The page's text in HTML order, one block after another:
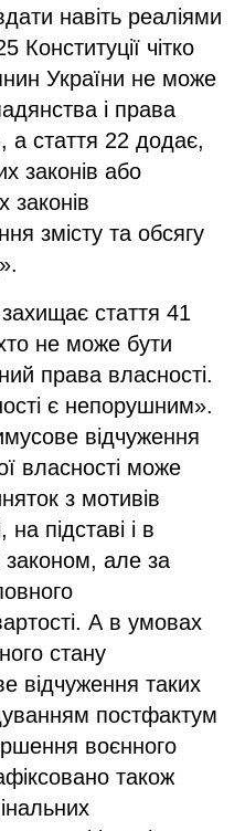
навіть реаліями
Конституції чітко
України не може
і права
а стаття 22 додає,
законів або
законів
змісту та обсягу
стаття 41
не може бути
права власності.
є непорушним».
відчуження
власності може
з мотивів
на підставі і в
законом, але за
А в умовах
стану
відчуження таких
постфактум
воєнного
також